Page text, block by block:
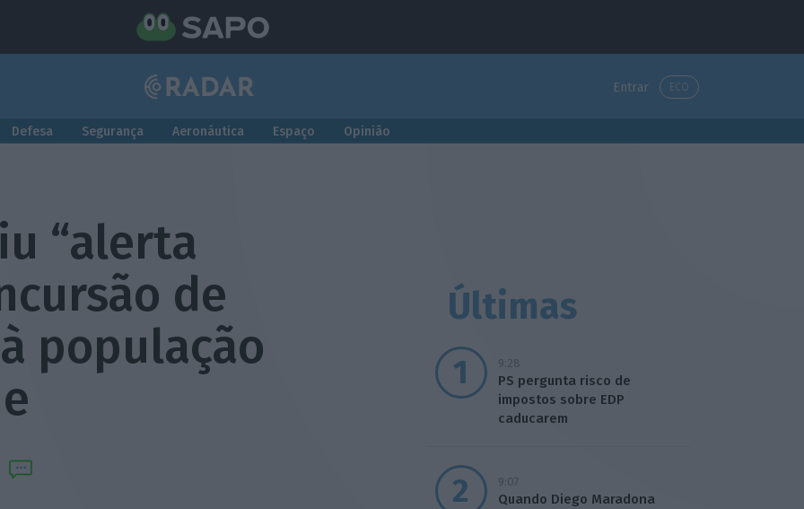
Entrar ECO
Defesa Segurança Aeronáutica Espaço Opinião
“alerta
de
população
Últimas
9:28
PS pergunta risco de
impostos sobre EDP
caducarem
9:07
Quando Diego Maradona